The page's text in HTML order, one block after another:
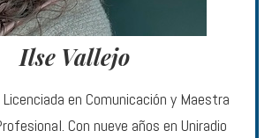
Ilse Vallejo
en Comunicación y Maestra
Con nueve años en Uniradio